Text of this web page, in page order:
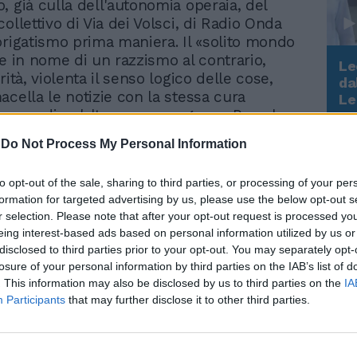
Do Not Process My Personal Information
opt-out of the sale, sharing to third parties, or processing of your
for targeted advertising by us, please use the below opt-out
selection. Please note that after your opt-out request is processed
interest-based ads based on personal information utilized by us
to third parties prior to your opt-out. You may separately
of your personal information by third parties on the IAB’s list of
This information may also be disclosed by us to third parties on the
Participants that may further disclose it to other third parties.
già culla dell'autonomia operaia, del
di Via dei Volsci, di Radio Onda
prima maniera. Il «solito mondo
in nome di un razzismo al contrario,
violenta il senso logico delle cose,
le notizie con la stessa cura
di un'altra povera ragazza, Pamela,
Già, Pamela. La ricordate? La
certa politica, ai tempi diedero più
svitato pistolero para-leghista
condannato) che alla giovane romana
a pezzi col machete da un gruppo di
con la pelle più scura della nostra.
«la notizia» divenne quel matto di Traini
a dirsi, si riconobbero tanti
inaspettato verso il giustiziere di
dovuto far riflettere gli addetti ai
Rudy Giuliani a Come States?
Trump, Meloni e la strategia